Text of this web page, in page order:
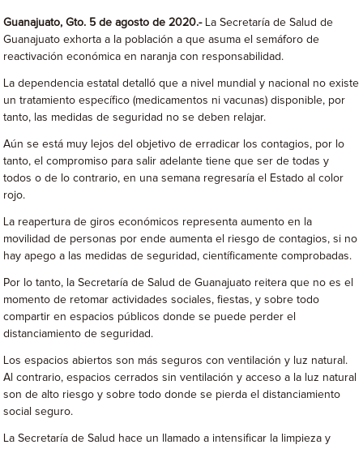
Guanajuato, Gto. 5 de agosto de 2020.- La Secretaría de Salud de
Guanajuato exhorta a la población a que asuma el semáforo de
reactivación económica en naranja con responsabilidad.
La dependencia estatal detalló que a nivel mundial y nacional no existe
un tratamiento específico (medicamentos ni vacunas) disponible, por
tanto, las medidas de seguridad no se deben relajar.
Aún se está muy lejos del objetivo de erradicar los contagios, por lo
tanto, el compromiso para salir adelante tiene que ser de todas y
todos o de lo contrario, en una semana regresaría el Estado al color
rojo.
La reapertura de giros económicos representa aumento en la
movilidad de personas por ende aumenta el riesgo de contagios, si no
hay apego a las medidas de seguridad, científicamente comprobadas.
Por lo tanto, la Secretaría de Salud de Guanajuato reitera que no es el
momento de retomar actividades sociales, fiestas, y sobre todo
compartir en espacios públicos donde se puede perder el
distanciamiento de seguridad.
Los espacios abiertos son más seguros con ventilación y luz natural.
Al contrario, espacios cerrados sin ventilación y acceso a la luz natural
son de alto riesgo y sobre todo donde se pierda el distanciamiento
social seguro.
La Secretaría de Salud hace un llamado a intensificar la limpieza y